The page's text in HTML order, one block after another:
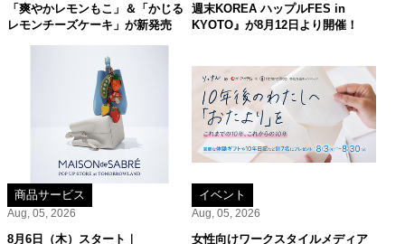
「爽やかレモンもこ」＆「かじる
レモンチーズケーキ」が新発売
週末KOREA ハップルFES in
KYOTO』が8月12日より開催！
商品サービス
Aug, 05, 2026
8月6日（木）スタート｜
イベント
Aug, 05, 2026
女性向けワークスタイルメディア